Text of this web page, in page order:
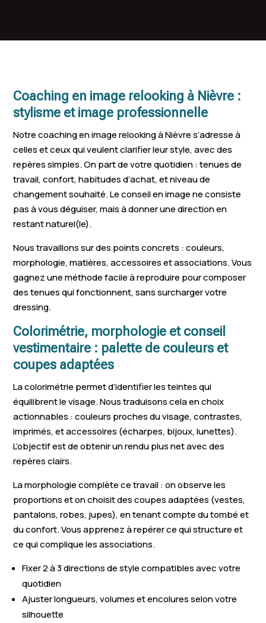
Urzy
Saint-Léger-des-
Vignes
Pouilly-sur-Loire
Coaching en image relooking à Nièvre :
stylisme et image professionnelle
Notre coaching en image relooking à Nièvre s’adresse à
celles et ceux qui veulent clarifier leur style, avec des
repères simples. On part de votre quotidien : tenues de
travail, confort, habitudes d’achat, et niveau de
changement souhaité. Le conseil en image ne consiste
pas à vous déguiser, mais à donner une direction en
restant naturel(le).
Nous travaillons sur des points concrets : couleurs,
morphologie, matières, accessoires et associations. Vous
gagnez une méthode facile à reproduire pour composer
des tenues qui fonctionnent, sans surcharger votre
dressing.
Colorimétrie, morphologie et conseil
vestimentaire : palette de couleurs et
coupes adaptées
La colorimétrie permet d’identifier les teintes qui
équilibrent le visage. Nous traduisons cela en choix
actionnables : couleurs proches du visage, contrastes,
imprimés, et accessoires (écharpes, bijoux, lunettes).
L’objectif est de obtenir un rendu plus net avec des
repères clairs.
La morphologie complète ce travail : on observe les
proportions et on choisit des coupes adaptées (vestes,
pantalons, robes, jupes), en tenant compte du tombé et
du confort. Vous apprenez à repérer ce qui structure et
ce qui complique les associations.
Fixer 2 à 3 directions de style compatibles avec votre
quotidien
Ajuster longueurs, volumes et encolures selon votre
silhouette